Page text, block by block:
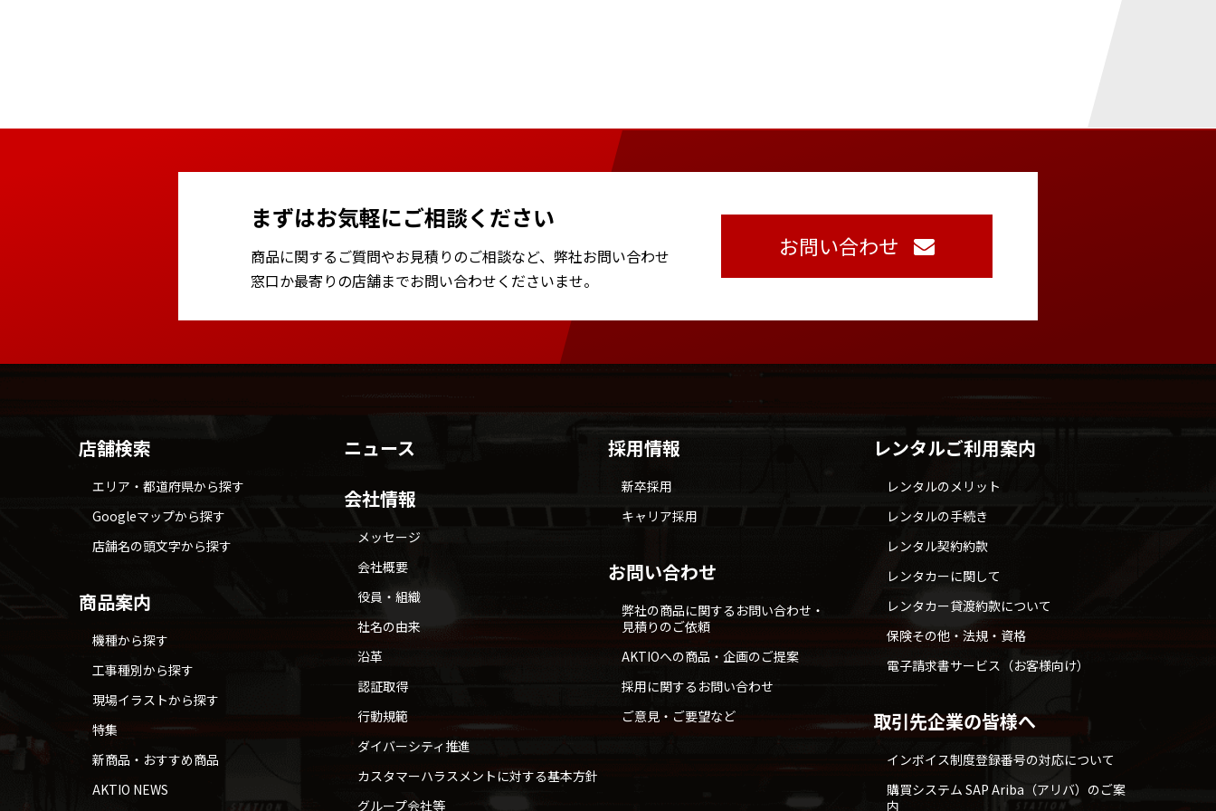
まずはお気軽にご相談ください
商品に関するご質問やお見積りのご相談など、 弊社お問い合わせ
窓口か最寄りの店舗までお問い合わせくださいませ。
お問い合わせ
店舗検索
エリア・都道府県から探す
Googleマップから探す
店舗名の頭文字から探す
商品案内
機種から探す
工事種別から探す
現場イラストから探す
特集
新商品・おすすめ商品
AKTIO NEWS
ニュース
会社情報
メッセージ
会社概要
役員・組織
社名の由来
沿革
認証取得
行動規範
ダイバーシティ推進
カスタマーハラスメントに対する基本方針
グループ会社等
採用情報
新卒採用
キャリア採用
お問い合わせ
弊社の商品に関するお問い合わせ・
見積りのご依頼
AKTIOへの商品・企画のご提案
採用に関するお問い合わせ
ご意見・ご要望など
レンタルご利用案内
レンタルのメリット
レンタルの手続き
レンタル契約約款
レンタカーに関して
レンタカー貸渡約款について
保険その他・法規・資格
電子請求書サービス（お客様向け）
取引先企業の皆様へ
インボイス制度登録番号の対応について
購買システム SAP Ariba（アリバ）のご案
内